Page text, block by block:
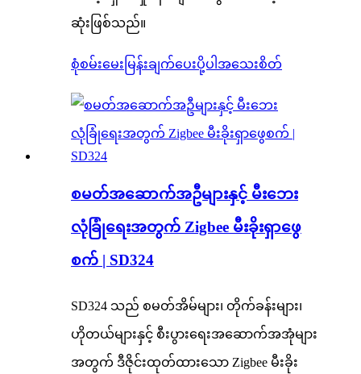
ဆုံးဖြစ်သည်။
စုံစမ်းမေးမြန်းချက်ပေးပို့ပါ အသေးစိတ်
စမတ်အဆောက်အဦများနှင့် မီးဘေး
လုံခြုံရေးအတွက် Zigbee မီးခိုးရှာဖွေ
စက် | SD324
SD324 သည် စမတ်အိမ်များ၊ တိုက်ခန်းများ၊
ဟိုတယ်များနှင့် စီးပွားရေးအဆောက်အအုံများ
အတွက် ဒီဇိုင်းထုတ်ထားသော Zigbee မီးခိုး